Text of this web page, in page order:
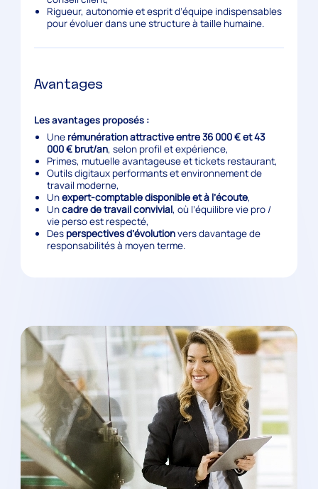
Rigueur, autonomie et esprit d’équipe indispensables
pour évoluer dans une structure à taille humaine.
Avantages
Les avantages proposés :
Une rémunération attractive entre 36 000 € et 43
000 € brut/an, selon profil et expérience,
Primes, mutuelle avantageuse et tickets restaurant,
Outils digitaux performants et environnement de
travail moderne,
Unexpert-comptable disponible et à l’écoute,
Uncadre de travail convivial, où l’équilibre vie pro /
vie perso est respecté,
Des perspectives d’évolutionvers davantage de
responsabilités à moyen terme.